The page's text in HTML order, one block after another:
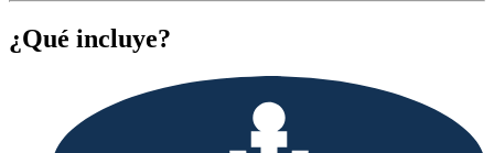
¿Qué incluye?